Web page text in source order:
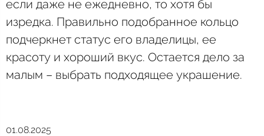
если даже не ежедневно, то хотя бы
изредка. Правильно подобранное кольцо
подчеркнет статус его владелицы, ее
красоту и хороший вкус. Остается дело за
малым – выбрать подходящее украшение.
01.08.2025